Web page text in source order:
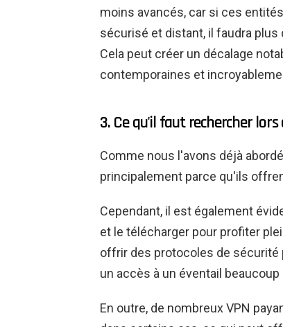
moins avancés, car si ces
sécurisé et distant, il faudra
Cela peut créer un décalage
contemporaines et
3. Ce qu'il faut rechercher
Comme nous l'avons déjà
principalement parce qu'ils
Cependant, il est également
et le télécharger pour profiter
offrir des protocoles de sécurité
un accès à un éventail
En outre, de nombreux VPN